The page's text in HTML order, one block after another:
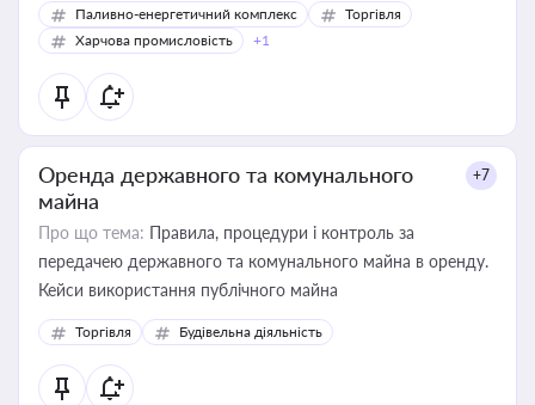
Паливно-енергетичний комплекс
Торгівля
Харчова промисловість
+1
Оренда державного та комунального
майна
+7
Про що тема: Правила, процедури і контроль за
передачею державного та комунального майна в оренду.
Кейси використання публічного майна
Торгівля Будівельна діяльність